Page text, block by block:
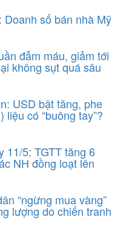
số bán nhà Mỹ
đẫm máu, giảm tới
không sụt quá sâu
USD bật tăng, phe
liệu có “buông tay”?
11/5: TGTT tăng 6
NH đồng loạt lên
“ngừng mua vàng”
lượng do chiến tranh